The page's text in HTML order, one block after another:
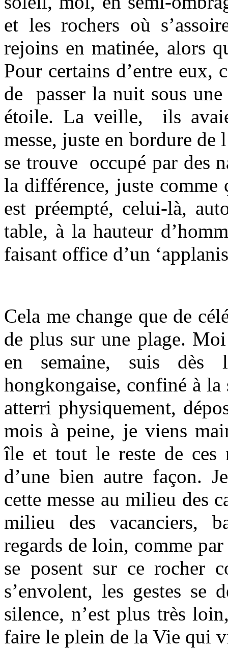
et les rochers où
rejoins en matinée, alors
Pour certains d’entre eux,
de passer la nuit sous
étoile. La veille, ils
messe, juste en bordure
se trouve occupé par des
la différence, juste
est préempté, celui-là,
table, à la hauteur
faisant office d’un
Cela me change que de
de plus sur une plage.
en semaine, suis
hongkongaise, confiné à
atterri physiquement,
mois à peine, je viens
île et tout le reste de ces
d’une bien autre façon.
cette messe au milieu des
milieu des vacanciers,
regards de loin, comme
se posent sur ce rocher
s’envolent, les gestes se
silence, n’est plus très
faire le plein de la Vie